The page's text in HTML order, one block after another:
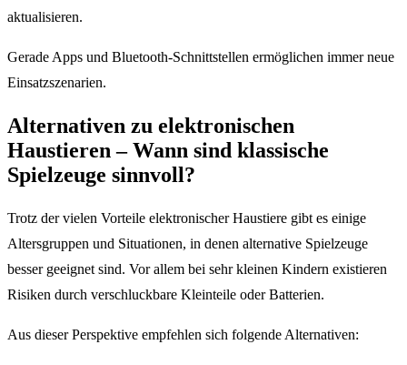
aktualisieren.
Gerade Apps und Bluetooth-Schnittstellen ermöglichen immer neue
Einsatzszenarien.
Alternativen zu elektronischen
Haustieren – Wann sind klassische
Spielzeuge sinnvoll?
Trotz der vielen Vorteile elektronischer Haustiere gibt es einige
Altersgruppen und Situationen, in denen alternative Spielzeuge
besser geeignet sind. Vor allem bei sehr kleinen Kindern existieren
Risiken durch verschluckbare Kleinteile oder Batterien.
Aus dieser Perspektive empfehlen sich folgende Alternativen: